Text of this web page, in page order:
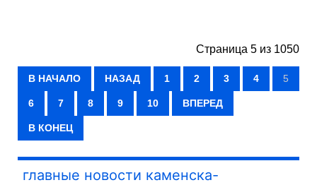
Страница 5 из 1050
В НАЧАЛО НАЗАД 1 2 3 4 5
6 7 8 9 10 ВПЕРЕД
В КОНЕЦ
главные новости каменска-